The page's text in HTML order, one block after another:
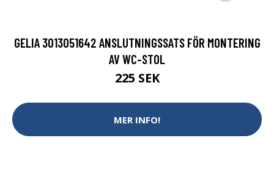
GELIA 3013051642 ANSLUTNINGSSATS FÖR MONTERING
AV WC-STOL
225 SEK
MER INFO!